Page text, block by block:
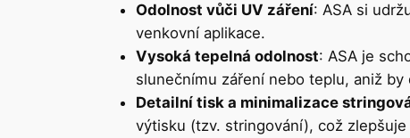
Odolnost vůči UV záření: ASA si
venkovní aplikace.
Vysoká tepelná odolnost: ASA je
slunečnímu záření nebo teplu, aniž
Detailní tisk a minimalizace
výtisku (tzv. stringování), což